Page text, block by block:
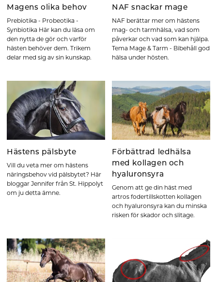
Magens olika behov
Prebiotika - Probeotika -
Synbiotika Här kan du läsa om
den nytta de gör och varför
hästen behöver dem. Trikem
delar med sig av sin kunskap.
NAF snackar mage
NAF berättar mer om hästens
mag- och tarmhälsa, vad som
påverkar och vad som kan hjälpa.
Tema Mage & Tarm - Bibehåll god
hälsa under hösten.
Hästens pälsbyte
Vill du veta mer om hästens
näringsbehov vid pälsbytet? Här
bloggar Jennifer från St. Hippolyt
om ju detta ämne.
Förbättrad ledhälsa
med kollagen och
hyaluronsyra
Genom att ge din häst med
artros fodertillskotten kollagen
och hyaluronsyra kan du minska
risken för skador och slitage.